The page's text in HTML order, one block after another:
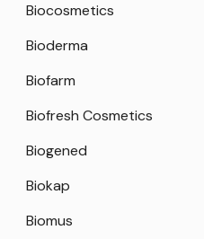
Biocosmetics
Bioderma
Biofarm
Biofresh Cosmetics
Biogened
Biokap
Biomus